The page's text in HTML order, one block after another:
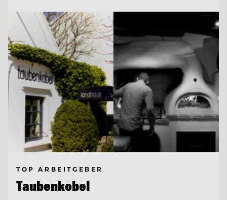
TOP ARBEITGEBER
Taubenkobel